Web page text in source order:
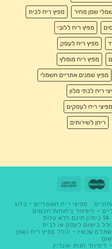
שמן מחיר מפיץ ריח לבית
מפיץ ריח ללובי
מפיץ ריח לעסק
מפיץ ריח מומלץ
מפיץ שמנים אתריים חשמלי
ריח לבתי מלון
מפיצי ריח לעסקים
ריחן לשירותים
מפיצי ריח חשמליים – בלוג
– דיפיוזר ניחוחות חכמים
בישום לעסק או לבית
עכשיו – כולל מפיץ ריח ושמן
חנות אונליין